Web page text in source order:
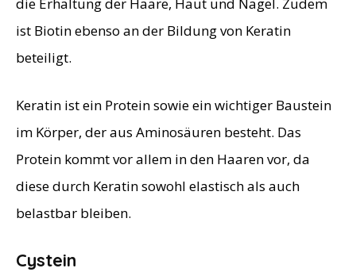
ist Biotin ebenso an der Bildung von Keratin
beteiligt.
Keratin ist ein Protein sowie ein wichtiger Baustein
im Körper, der aus Aminosäuren besteht. Das
Protein kommt vor allem in den Haaren vor, da
diese durch Keratin sowohl elastisch als auch
belastbar bleiben.
Cystein